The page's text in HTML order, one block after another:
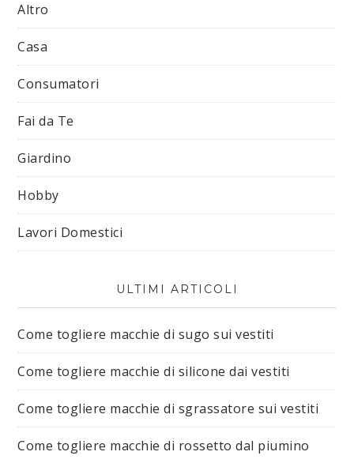
Altro
Casa
Consumatori
Fai da Te
Giardino
Hobby
Lavori Domestici
ULTIMI ARTICOLI
Come togliere macchie di sugo sui vestiti​
Come togliere macchie di silicone dai vestiti​
Come togliere macchie di sgrassatore sui vestiti​
Come togliere macchie di rossetto dal piumino​